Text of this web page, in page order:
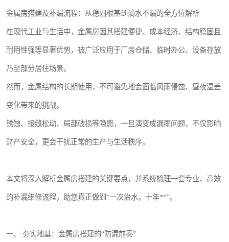
金属房搭建及补漏流程：从稳固根基到滴水不漏的全方位解析
在现代工业与生活中，金属房因其搭建便捷、成本经济、结构稳固且
耐用性强等显著优势，被广泛应用于厂房仓储、临时办公、设备存放
乃至部分居住场景。
然而，金属结构的长期使用，不可避免地会面临风雨侵蚀、昼夜温差
变化带来的挑战。
锈蚀、接缝松动、局部破损等隐患，一旦演变成漏雨问题，不仅影响
财产安全，更会干扰正常的生产与生活秩序。
本文将深入解析金属房搭建的关键要点，并系统梳理一套专业、高效
的补漏维修流程，助您真正做到“一次治水，十年**”。
一、 夯实地基：金属房搭建的“防漏前奏”